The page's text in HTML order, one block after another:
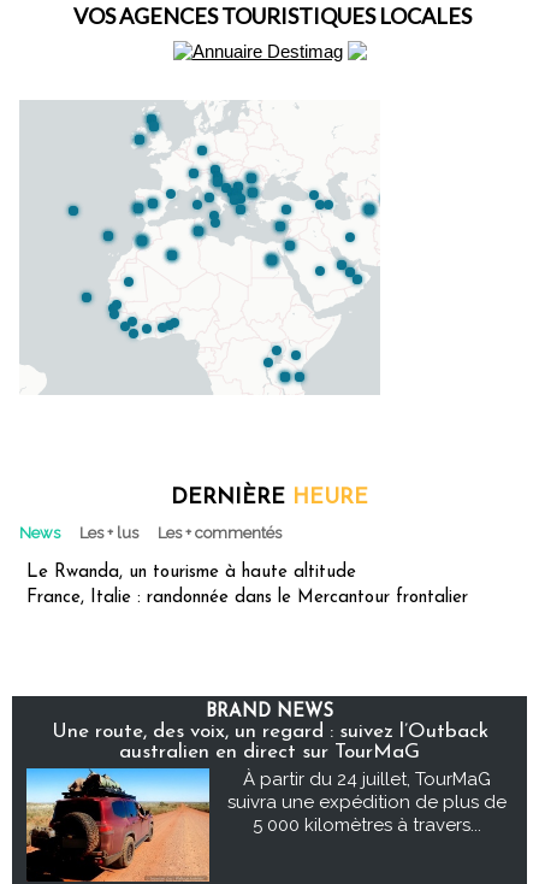
VOS AGENCES TOURISTIQUES LOCALES
DERNIÈRE HEURE
News Les + lus Les + commentés
Le Rwanda, un tourisme à haute altitude
France, Italie : randonnée dans le Mercantour frontalier
BRAND NEWS
Une route, des voix, un regard : suivez l’Outback
australien en direct sur TourMaG
À partir du 24 juillet, TourMaG
suivra une expédition de plus de
5 000 kilomètres à travers...